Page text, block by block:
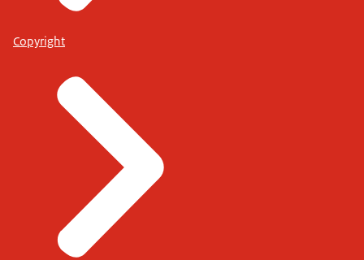
Copyright